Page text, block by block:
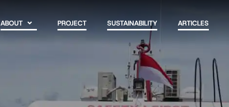
ABOUT PROJECT SUSTAINABILITY ARTICLES